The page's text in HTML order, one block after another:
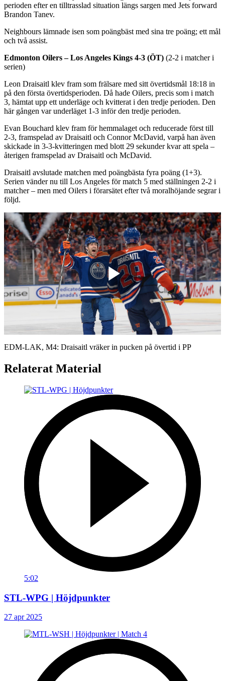
perioden efter en tilltrasslad situation längs sargen med Jets forward
Brandon Tanev.
Neighbours lämnade isen som poängbäst med sina tre poäng; ett mål
och två assist.
Edmonton Oilers – Los Angeles Kings 4-3 (ÖT) (2-2 i matcher i
serien)
Leon Draisaitl klev fram som frälsare med sitt övertidsmål 18:18 in
på den första övertidsperioden. Då hade Oilers, precis som i match
3, hämtat upp ett underläge och kvitterat i den tredje perioden. Den
här gången var underläget 1-3 inför den tredje perioden.
Evan Bouchard klev fram för hemmalaget och reducerade först till
2-3, framspelad av Draisaitl och Connor McDavid, varpå han även
skickade in 3-3-kvitteringen med blott 29 sekunder kvar att spela –
återigen framspelad av Draisaitl och McDavid.
Draisaitl avslutade matchen med poängbästa fyra poäng (1+3).
Serien vänder nu till Los Angeles för match 5 med ställningen 2-2 i
matcher – men med Oilers i förarsätet efter två moralhöjande segrar i
följd.
Play
Video
EDM-LAK, M4: Draisaitl vräker in pucken på övertid i PP
Relaterat Material
5:02
STL-WPG | Höjdpunkter
27 apr 2025